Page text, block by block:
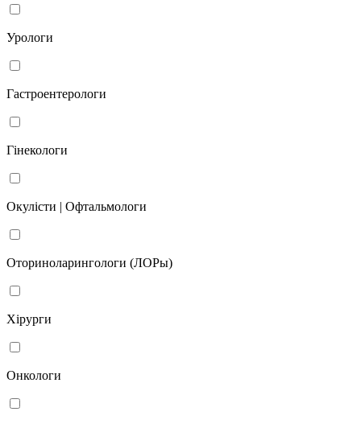
Урологи
Гастроентерологи
Гінекологи
Окулісти | Офтальмологи
Оториноларингологи (ЛОРы)
Хірурги
Онкологи